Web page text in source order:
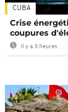
CUBA
Crise
coupures
Il y a 3 heures